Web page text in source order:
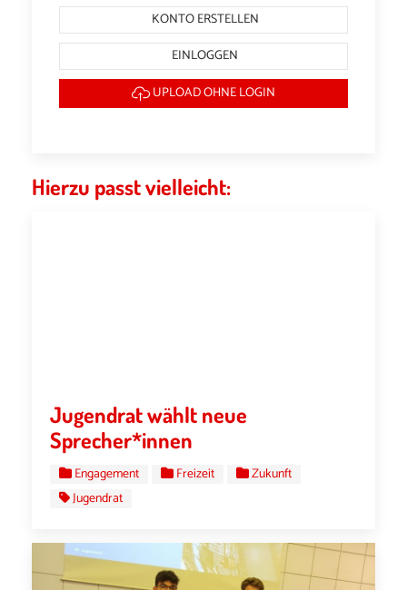
KONTO ERSTELLEN
EINLOGGEN
UPLOAD OHNE LOGIN
Hierzu passt vielleicht:
Jugendrat wählt neue
Sprecher*innen
Engagement Freizeit
Zukunft
Jugendrat